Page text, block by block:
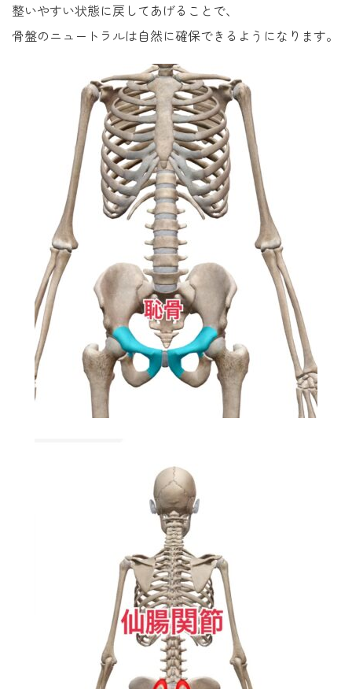
整いやすい状態に戻してあげることで、
骨盤のニュートラルは自然に確保できるようになります。